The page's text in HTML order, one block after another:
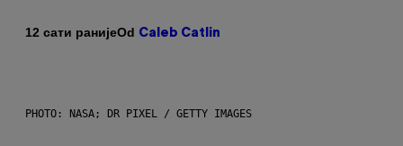
12 сати ранијеOd Caleb Catlin
PHOTO: NASA; DR PIXEL / GETTY IMAGES